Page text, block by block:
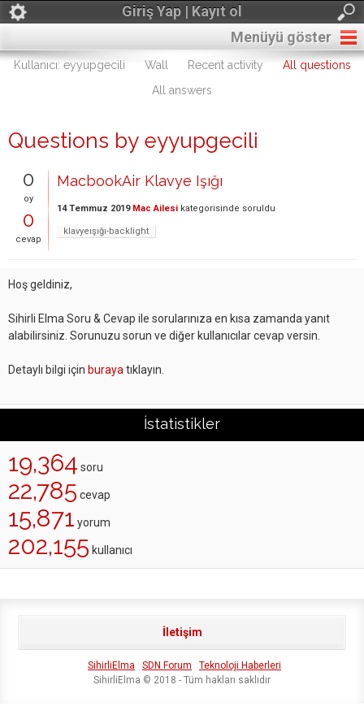
Giriş Yap | Kayıt ol
Menüyü göster
Kullanıcı: eyyupgecili Wall Recent activity
All questions
All answers
Questions by eyyupgecili
0
oy
0
cevap
MacbookAir Klavye Işığı
14 Temmuz 2019 Mac Ailesi kategorisinde soruldu
klavyeışığı-backlight
Hoş geldiniz,
Sihirli Elma Soru & Cevap ile sorularınıza en kısa zamanda yanıt
alabilirsiniz. Sorunuzu sorun ve diğer kullanıcılar cevap versin.
Detaylı bilgi için buraya tıklayın.
İstatistikler
19,364 soru
22,785 cevap
15,871 yorum
202,155 kullanıcı
İletişim
SihirliElma SDN Forum
Teknoloji Haberleri
SihirliElma © 2018 - Tüm hakları saklıdır